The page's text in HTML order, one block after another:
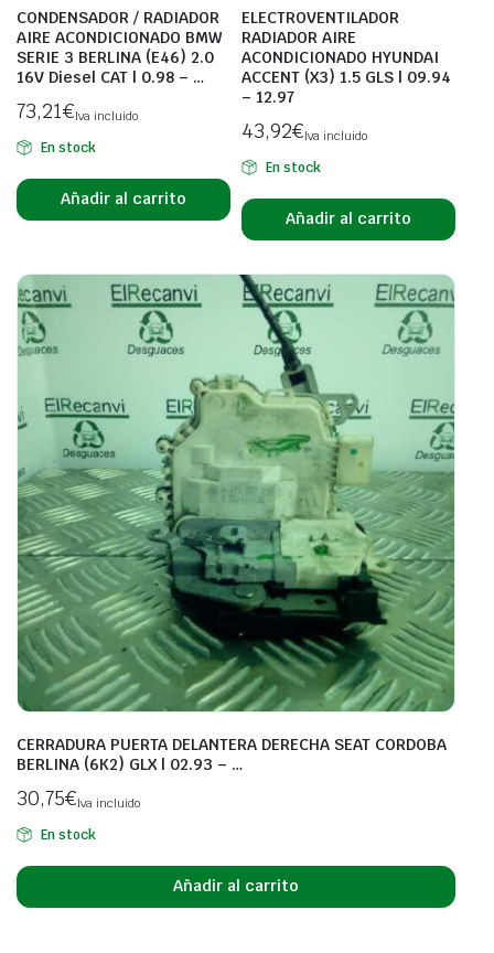
CONDENSADOR / RADIADOR
AIRE ACONDICIONADO BMW
SERIE 3 BERLINA (E46) 2.0
16V Diesel CAT | 0.98 – …
73,21€Iva incluido
En stock
Añadir al carrito
ELECTROVENTILADOR
RADIADOR AIRE
ACONDICIONADO HYUNDAI
ACCENT (X3) 1.5 GLS | 09.94
– 12.97
43,92€Iva incluido
En stock
Añadir al carrito
CERRADURA PUERTA DELANTERA DERECHA SEAT CORDOBA
BERLINA (6K2) GLX | 02.93 – …
30,75€Iva incluido
En stock
Añadir al carrito